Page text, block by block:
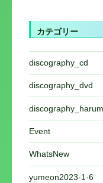
カテゴリー
discography_cd
discography_dvd
Event
WhatsNew
yumeon2023-1-6